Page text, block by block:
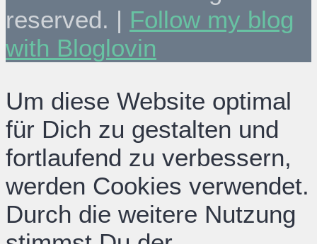
reserved. | Follow my blog
with Bloglovin
Um diese Website optimal
für Dich zu gestalten und
fortlaufend zu verbessern,
werden Cookies verwendet.
Durch die weitere Nutzung